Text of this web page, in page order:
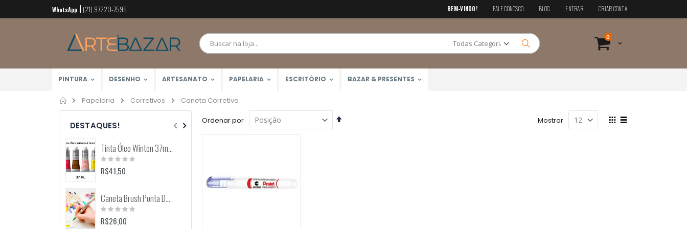
Pular
para
conteúdo
BEM-VINDO! FALE CONOSCO BLOG ENTRAR CRIAR CONTA
Cart
0 itens
Pesquisa
WhatsApp (21) 97220-7595
PINTURA DESENHO ARTESANATO PAPELARIA ESCRITÓRIO BAZAR & PRESENTES
Home
Papelaria Corretivos Caneta Corretiva
Ordenar por
Definir
Ver
Mostrar
DESTAQUES!
Tinta Óleo Winton 37ml (Winsor & Newton)
Rating:
0%
R$41,50
Caneta Brush Ponta Dupla Zig Brushables (Kuretake)
Rating:
0%
R$26,00